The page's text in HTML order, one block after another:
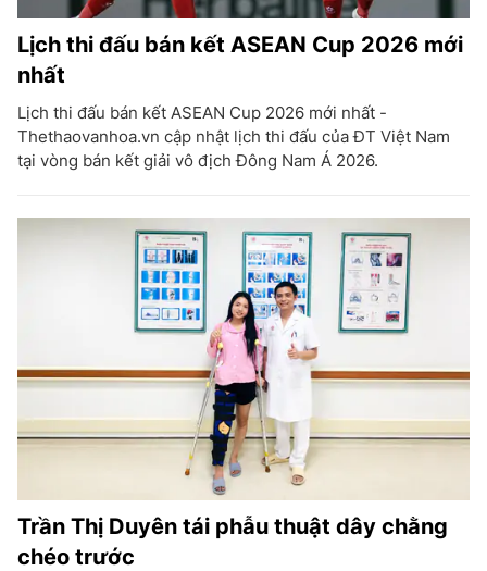
Lịch thi đấu bán kết ASEAN Cup 2026 mới
nhất
Lịch thi đấu bán kết ASEAN Cup 2026 mới nhất -
Thethaovanhoa.vn cập nhật lịch thi đấu của ĐT Việt Nam
tại vòng bán kết giải vô địch Đông Nam Á 2026.
Trần Thị Duyên tái phẫu thuật dây chằng
chéo trước